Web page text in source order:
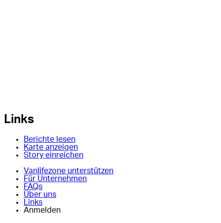
Links
Berichte lesen
Karte anzeigen
Story einreichen
Vanlifezone unterstützen
Für Unternehmen
FAQs
Über uns
Links
Anmelden